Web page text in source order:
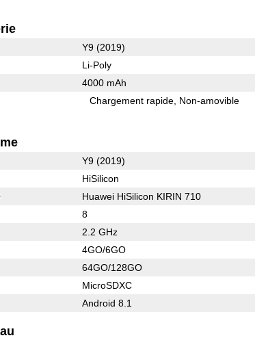
Y9 (2019)
Li-Poly
4000 mAh
Chargement rapide Non-amovible
Y9 (2019)
HiSilicon
Huawei HiSilicon KIRIN 710
8
2.2 GHz
4GO/6GO
64GO/128GO
MicroSDXC
Android 8.1